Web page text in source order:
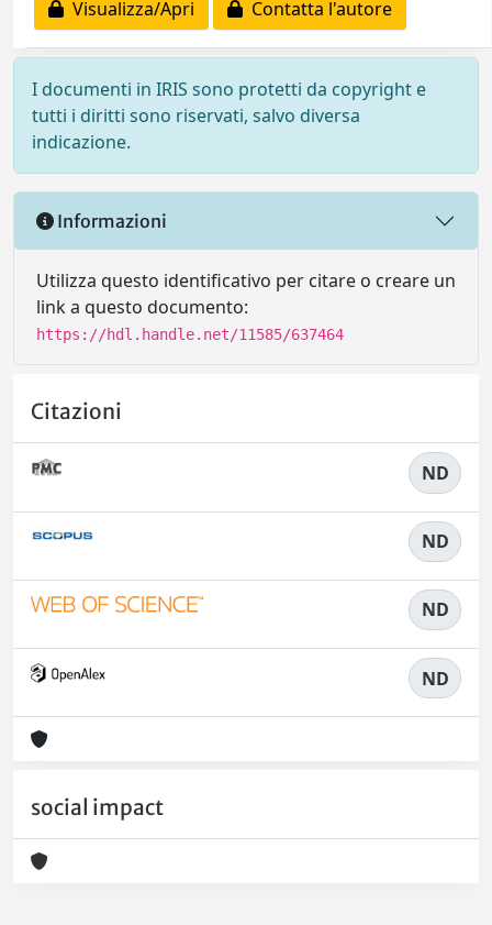
Visualizza/Apri
Contatta l'autore
I documenti in IRIS sono protetti da copyright e
tutti i diritti sono riservati, salvo diversa
indicazione.
Informazioni
Utilizza questo identificativo per citare o creare un
link a questo documento:
https://hdl.handle.net/11585/637464
Citazioni
ND
ND
ND
ND
social impact